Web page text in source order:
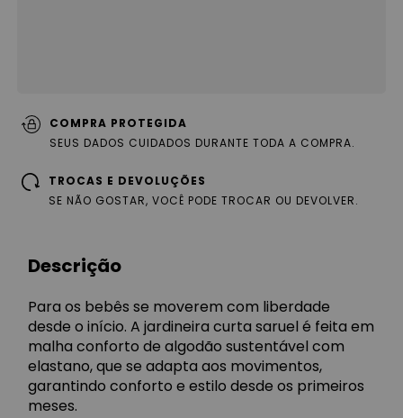
COMPRA PROTEGIDA
SEUS DADOS CUIDADOS DURANTE TODA A COMPRA.
TROCAS E DEVOLUÇÕES
SE NÃO GOSTAR, VOCÊ PODE TROCAR OU DEVOLVER.
Descrição
Para os bebês se moverem com liberdade
desde o início. A jardineira curta saruel é feita em
malha conforto de algodão sustentável com
elastano, que se adapta aos movimentos,
garantindo conforto e estilo desde os primeiros
meses.